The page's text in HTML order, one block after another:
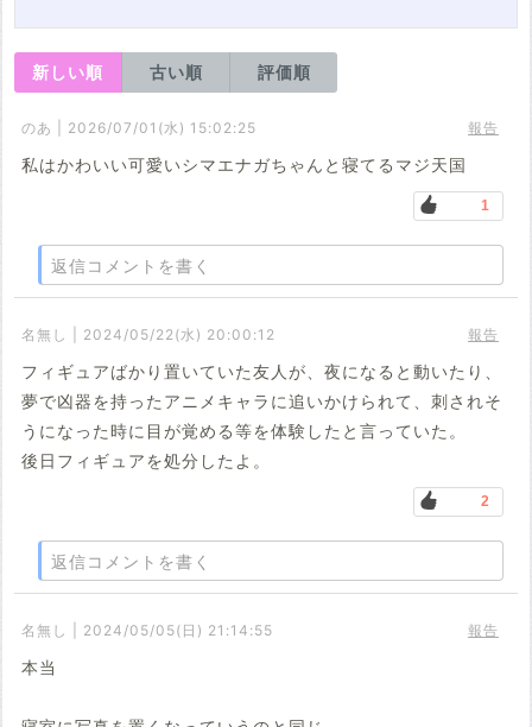
新しい順 古い順 評価順
のあ | 2026/07/01(水) 15:02:25 報告
私はかわいい可愛いシマエナガちゃんと寝てるマジ天国
1
返信コメントを書く
名無し | 2024/05/22(水) 20:00:12 報告
フィギュアばかり置いていた友人が、夜になると動いたり、
夢で凶器を持ったアニメキャラに追いかけられて、刺されそ
うになった時に目が覚める等を体験したと言っていた。
後日フィギュアを処分したよ。
2
返信コメントを書く
名無し | 2024/05/05(日) 21:14:55 報告
本当